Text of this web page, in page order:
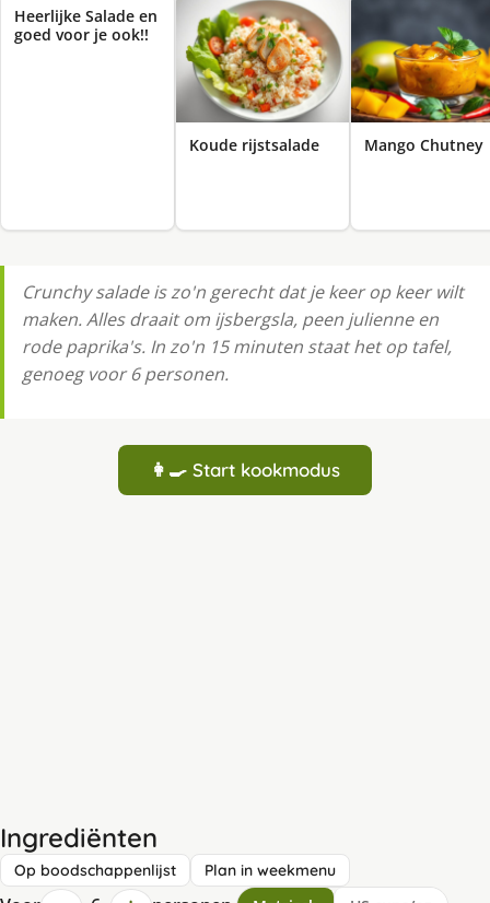
Heerlijke Salade en
goed voor je ook!!
Koude rijstsalade Mango Chutney
Crunchy salade is zo'n gerecht dat je keer op keer wilt
maken. Alles draait om ijsbergsla, peen julienne en
rode paprika's. In zo'n 15 minuten staat het op tafel,
genoeg voor 6 personen.
👩‍🍳 Start kookmodus
Ingrediënten
Op boodschappenlijst Plan in weekmenu